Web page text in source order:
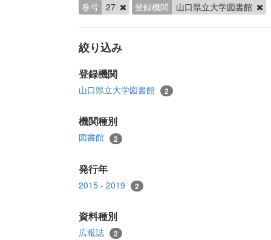
巻号 27 登録機関 山口県立大学図書館
絞り込み
登録機関
山口県立大学図書館 2
機関種別
図書館 2
発行年
2015 - 2019 2
資料種別
広報誌 2